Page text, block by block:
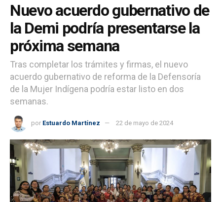
Nuevo acuerdo gubernativo de
la Demi podría presentarse la
próxima semana
Tras completar los trámites y firmas, el nuevo
acuerdo gubernativo de reforma de la Defensoría
de la Mujer Indígena podría estar listo en dos
semanas.
por Estuardo Martínez 22 de mayo de 2024